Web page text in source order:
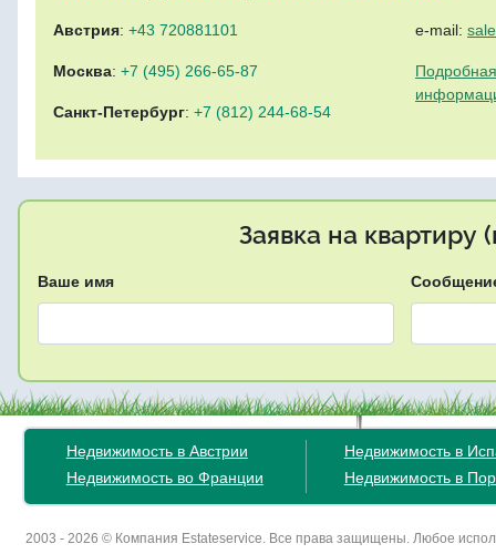
Австрия: +43 720881101
Москва: +7 (495) 266-65-87
Санкт-Петербург: +7 (812) 244-68-54
e-mail:
Заявка на квартиру
Ваше имя
Недвижимость в Австрии
Недвижимость во Франции
Недвижимость в
Недвижимость в
2003 - 2026 © Компания Estateservice. Все права защищены. Любое